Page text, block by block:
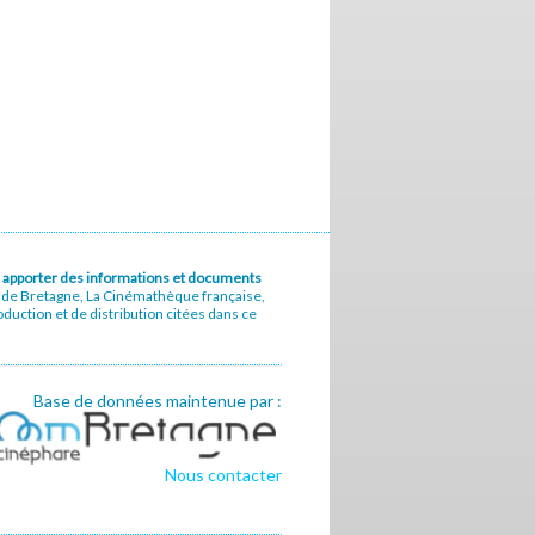
apporter des informations et documents
Bretagne, La Cinémathèque française,
et de distribution citées dans ce
Base de données maintenue par :
Nous contacter